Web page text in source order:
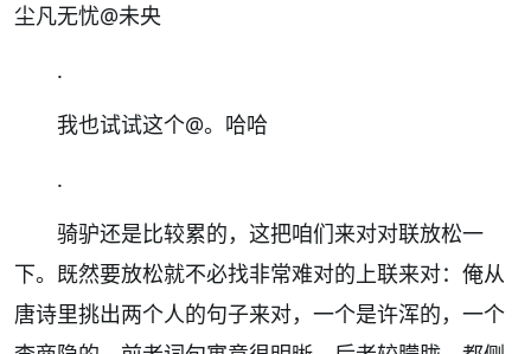
尘凡无忧@未央
.
我也试试这个@。哈哈
.
骑驴还是比较累的，这把咱们来对对联放松一
下。既然要放松就不必找非常难对的上联来对：俺从
唐诗里挑出两个人的句子来对，一个是许浑的，一个